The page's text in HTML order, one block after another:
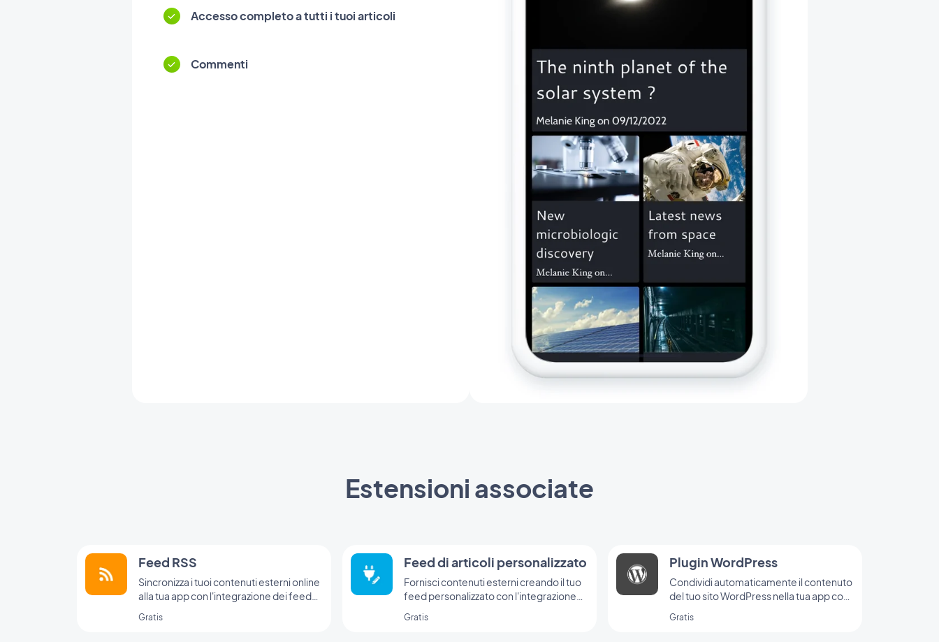
Accesso completo a tutti i tuoi articoli
Commenti
Estensioni associate
Feed RSS
Sincronizza i tuoi contenuti esterni online
alla tua app con l'integrazione dei feed
Gratis
Feed di articoli personalizzato
Fornisci contenuti esterni creando il tuo
feed personalizzato con l'integrazione
Gratis
Plugin WordPress
Condividi automaticamente il contenuto
del tuo sito WordPress nella tua app con
Gratis